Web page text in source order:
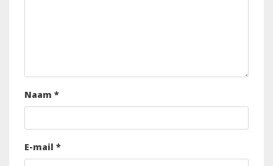
Naam *
E-mail *